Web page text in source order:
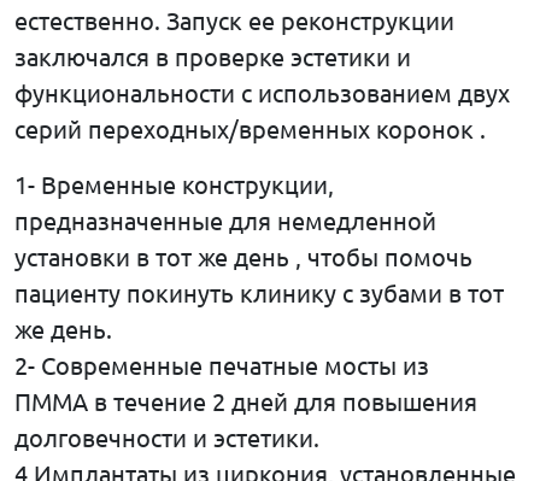
естественно. Запуск ее реконструкции
заключался в проверке эстетики и
функциональности с использованием двух
серий переходных/временных коронок .
1- Временные конструкции,
предназначенные для немедленной
установки в тот же день , чтобы помочь
пациенту покинуть клинику с зубами в тот
же день.
2- Современные печатные мосты из
ПММА в течение 2 дней для повышения
долговечности и эстетики.
4 Имплантаты из циркония, установленные